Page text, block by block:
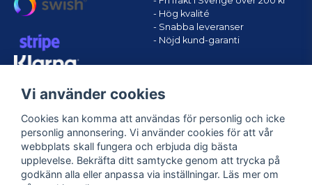
- Hög kvalité
- Snabba leveranser
- Nöjd kund-garanti
Följ oss
Vi använder cookies
Cookies kan komma att användas för personlig och icke
personlig annonsering. Vi använder cookies för att vår
webbplats skall fungera och erbjuda dig bästa
upplevelse. Bekräfta ditt samtycke genom att trycka på
godkänn alla eller anpassa via inställningar. Läs mer om